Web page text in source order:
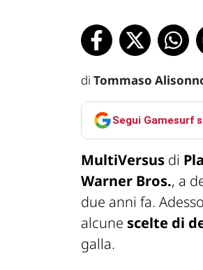
di Tommaso
Segui Gamesurf
MultiVersus di
Warner Bros., a
due anni fa.
alcune scelte di
galla.